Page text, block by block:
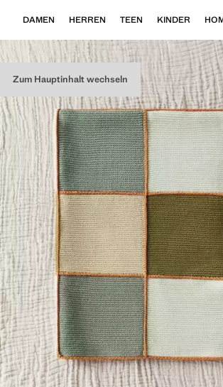
Zum Hauptinhalt wechseln
DAMEN HERREN TEEN KINDER